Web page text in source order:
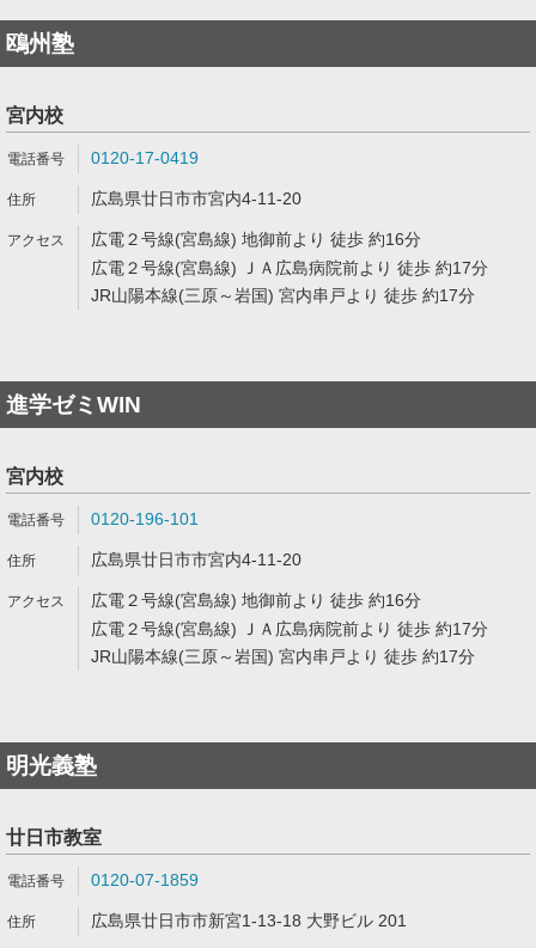
鴎州塾
宮内校
0120-17-0419
広島県廿日市市宮内4-11-20
広電２号線(宮島線) 地御前より 徒歩 約16分
広電２号線(宮島線) ＪＡ広島病院前より 徒歩 約17分
JR山陽本線(三原～岩国) 宮内串戸より 徒歩 約17分
進学ゼミWIN
宮内校
0120-196-101
広島県廿日市市宮内4-11-20
広電２号線(宮島線) 地御前より 徒歩 約16分
広電２号線(宮島線) ＪＡ広島病院前より 徒歩 約17分
JR山陽本線(三原～岩国) 宮内串戸より 徒歩 約17分
明光義塾
廿日市教室
0120-07-1859
広島県廿日市市新宮1-13-18 大野ビル 201